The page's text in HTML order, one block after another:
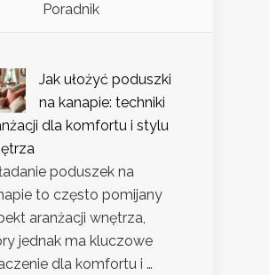
Poradnik
Jak ułożyć poduszki
na kanapie: techniki
dla komfortu i stylu
poduszek na
to często pomijany
aranżacji wnętrza,
jednak ma kluczowe
dla komfortu i …